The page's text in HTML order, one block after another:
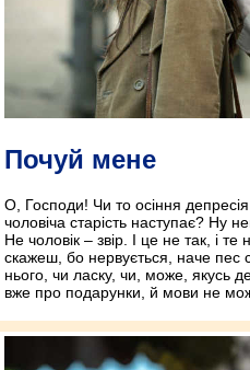
Почуй мене
О, Господи! Чи то осіння
чоловіча старість наступає? Ну
Не чоловік – звір. І це не так, і
скажеш, бо нервується, наче пес
нього, чи ласку, чи, може, якусь
вже про подарунки, й мови не